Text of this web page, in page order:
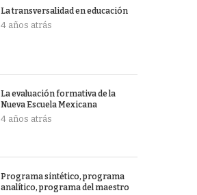
La transversalidad en educación
4 años atrás
La evaluación formativa de la
Nueva Escuela Mexicana
4 años atrás
Programa sintético, programa
analítico, programa del maestro